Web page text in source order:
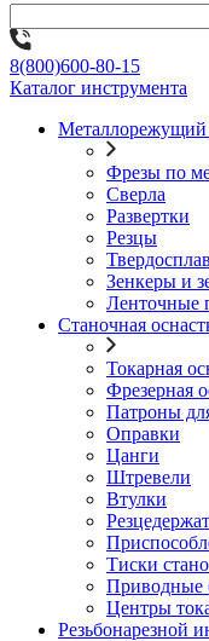
8(800)600-80-15
Каталог инструмента
Металлорежущий
Фрезы по
Сверла
Развертки
Резцы
Зенкеры и
Ленточные
Станочная
Токарная
Фрезерная
Патроны
Оправки
Цанги
Штревели
Втулки
Тиски
Приводные
Центры
Резьбонарезной